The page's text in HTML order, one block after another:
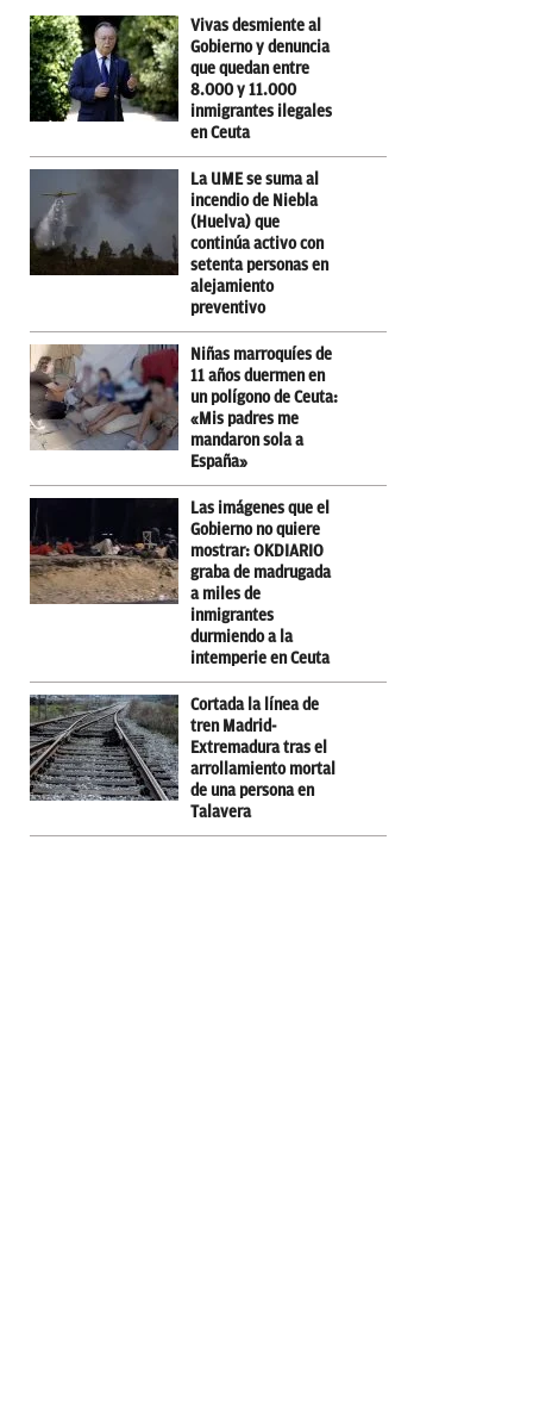
Vivas desmiente al
Gobierno y denuncia
que quedan entre
8.000 y 11.000
inmigrantes ilegales
en Ceuta
La UME se suma al
incendio de Niebla
(Huelva) que
continúa activo con
setenta personas en
alejamiento
preventivo
Niñas marroquíes de
11 años duermen en
un polígono de Ceuta:
«Mis padres me
mandaron sola a
España»
Las imágenes que el
Gobierno no quiere
mostrar: OKDIARIO
graba de madrugada
a miles de
inmigrantes
durmiendo a la
intemperie en Ceuta
Cortada la línea de
tren Madrid-
Extremadura tras el
arrollamiento mortal
de una persona en
Talavera